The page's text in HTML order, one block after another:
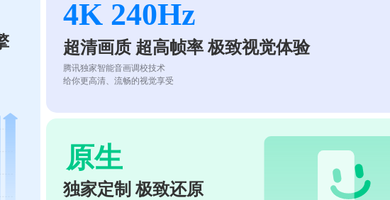
4K 240Hz
超清画质 超高帧率 极致视觉体验
腾讯独家智能音画调校技术
给你更高清、流畅的视觉享受
原生
独家定制 极致还原